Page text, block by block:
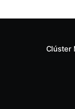
Clúster